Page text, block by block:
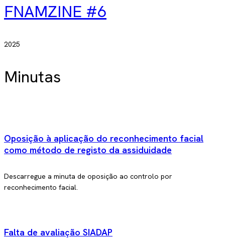
FNAMZINE #6
2025
Minutas
Oposição à aplicação do reconhecimento facial
como método de registo da assiduidade
Descarregue a minuta de oposição ao controlo por
reconhecimento facial.
Falta de avaliação SIADAP